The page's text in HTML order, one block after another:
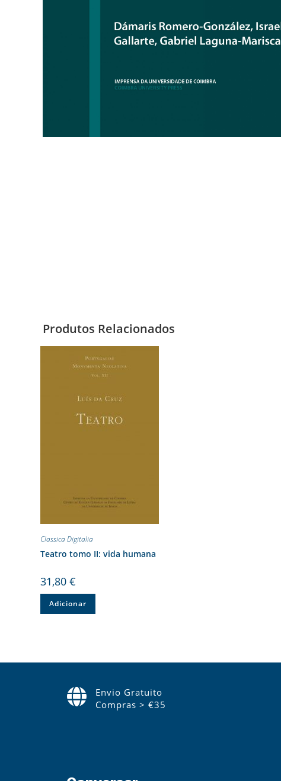
Produtos Relacionados
Classica Digitalia
Teatro tomo II: vida humana
31,80€
Adicionar
Envio Gratuito
Compras > €35